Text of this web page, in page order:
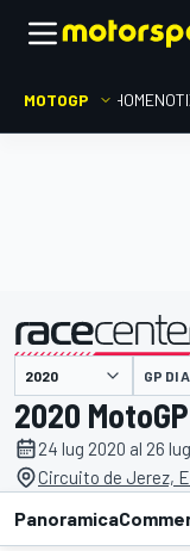
MOTOGP HOME
presentato da GP DI
2020
24 lug 2020 al 26
Circuito de Jerez,
Panoramica